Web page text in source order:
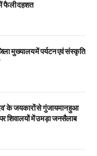
फैली दहशत
मुख्यालय में पर्यटन एवं संस्कृति
के जयकारों से गुंजायमान हुआ
शिवालयों में उमड़ा जनसैलाब